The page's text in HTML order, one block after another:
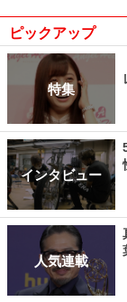
ピックアップ
特集
インタビュー
人気連載